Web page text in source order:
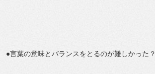
●言葉の意味とバランスをとるのが難しかった？